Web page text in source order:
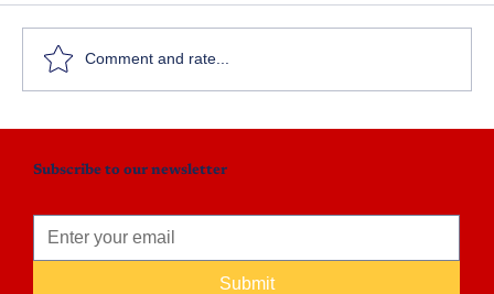
Comment and rate...
Subscribe to our newsletter
Submit